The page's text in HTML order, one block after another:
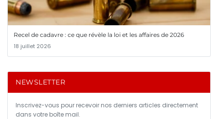
Recel de cadavre : ce que révèle la loi et les affaires de 2026
18 juillet 2026
NEWSLETTER
Inscrivez-vous pour recevoir nos derniers articles directement
dans votre boîte mail.